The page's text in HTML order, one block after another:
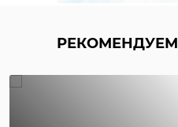
РЕКОМЕНДУЕМ